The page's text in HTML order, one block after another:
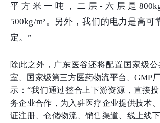
平方米一吨，二层-六层是
500kg/m²。另外，我们的电力是高可
定。”
除此之外，广东医谷还将配置国家级公
室、国家级第三方医药物流平台、
示：“我们通过整合上下游资源，直接
务企业合作，为入驻医疗企业提供技术
证注册、仓储物流、销售渠道、线上线